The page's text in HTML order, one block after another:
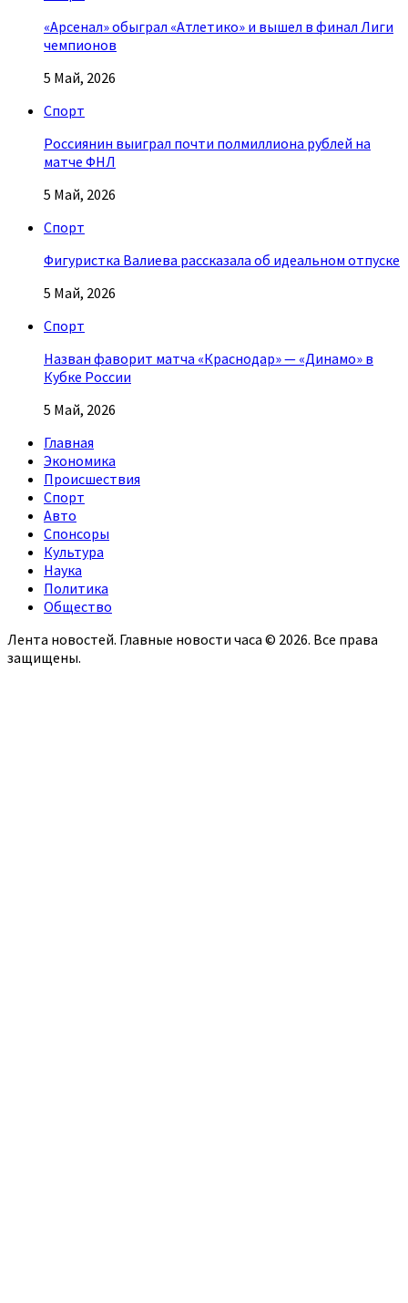
«Арсенал» обыграл «Атлетико» и вышел в финал Лиги
чемпионов
5 Май, 2026
Спорт
Россиянин выиграл почти полмиллиона рублей на
матче ФНЛ
5 Май, 2026
Спорт
Фигуристка Валиева рассказала об идеальном отпуске
5 Май, 2026
Спорт
Назван фаворит матча «Краснодар» — «Динамо» в
Кубке России
5 Май, 2026
Главная
Экономика
Происшествия
Спорт
Авто
Спонсоры
Культура
Наука
Политика
Общество
Лента новостей. Главные новости часа © 2026. Все права
защищены.